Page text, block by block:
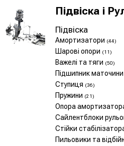
Підвіска і
Підвіска
Амортизатори (44)
Шарові опори (11)
Важелі та тяги (50)
Підшипник маточини
Ступиця (36)
Пружини (21)
Опора
Сайлентблоки
Стійки
Пильовики та